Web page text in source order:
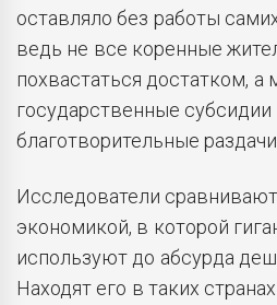
оставляло без работы
ведь не все коренные
похвастаться достатком,
государственные субсидии
благотворительные раздачи.
Исследователи
экономикой, в которой
используют до абсурда
Находят его в таких